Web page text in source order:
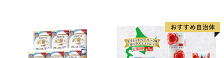
ー 消耗品 備蓄 送料無料 北海
道 倶知安町 日用品